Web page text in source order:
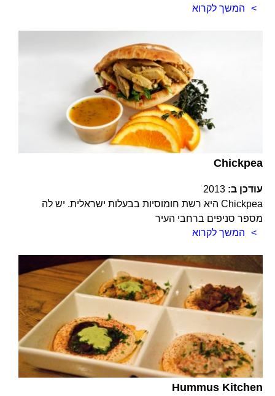
המשך לקרוא
Chickpea
עודכן ב: 2013
Chickpea היא רשת חומוסיות בבעלות ישראלית. יש לה
מספר סניפים ברחבי העיר
המשך לקרוא
Hummus Kitchen